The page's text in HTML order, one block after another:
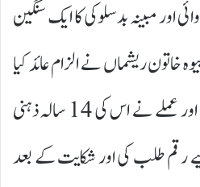
اور مبینہ بدسلوکی کا ایک سنگین
خاتون ریشماں نے الزام عائد کیا
ہے کہ اسپتال کے ڈاکٹروں اور عملے نے اس کی 14 سالہ ذہنی
رقم طلب کی اور شکایت کے بعد